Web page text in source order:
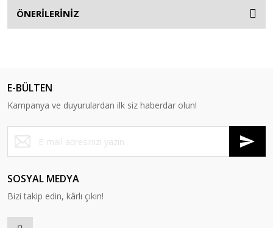
ÖNERİLERİNİZ
E-BÜLTEN
Kampanya ve duyurulardan ilk siz haberdar olun!
SOSYAL MEDYA
Bizi takip edin, kârlı çıkın!